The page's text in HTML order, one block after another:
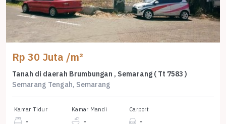
Rp 30 Juta /m²
Tanah di daerah Brumbungan , Semarang ( Tt 7583 )
Semarang Tengah, Semarang
Kamar Tidur
-
Kamar Mandi
-
Carport
-